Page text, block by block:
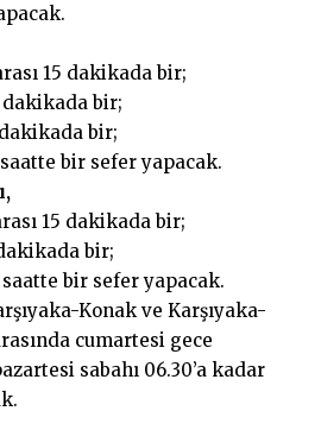
15 dakikada bir;
dakikada bir;
bir;
bir sefer yapacak.
15 dakikada bir;
bir;
saatte bir sefer yapacak.
Konak ve Karşıyaka-
cumartesi gece
sabahı 06.30’a kadar